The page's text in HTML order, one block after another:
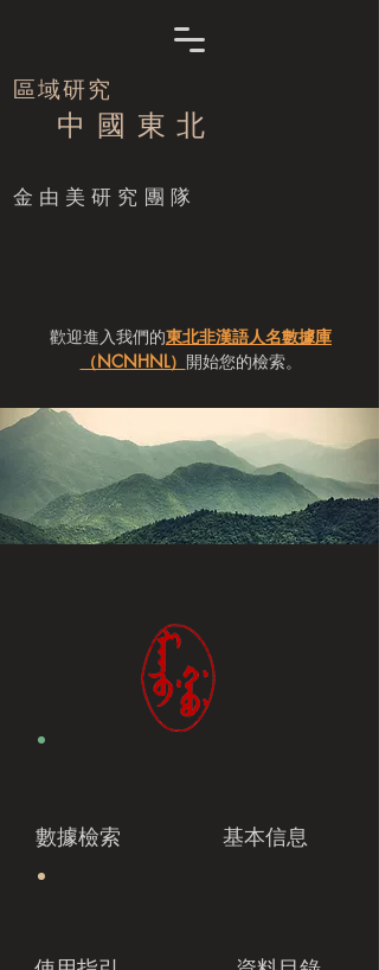
區域研究
中 國 東 北
​金由美研究團隊
歡迎進入我們的東北非漢語人名數據庫
（NCNHNL） 開始您的檢索。
數據檢索 基本信息